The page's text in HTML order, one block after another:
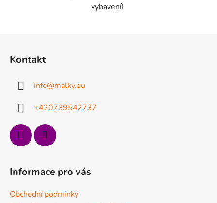
vybavení!
Kontakt
info@malky.eu
+420739542737
Informace pro vás
Obchodní podmínky